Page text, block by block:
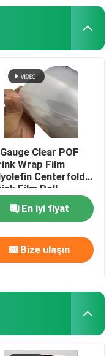
Clear POF
Wrap Film
Centerfold
Film Roll
En iyi fiyat
Bize ulaşın